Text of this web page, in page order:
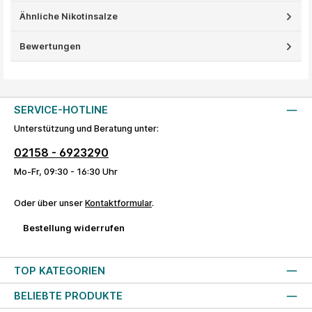
Ähnliche Nikotinsalze
Bewertungen
SERVICE-HOTLINE
Unterstützung und Beratung unter:
02158 - 6923290
Mo-Fr, 09:30 - 16:30 Uhr
Oder über unser Kontaktformular.
Bestellung widerrufen
TOP KATEGORIEN
BELIEBTE PRODUKTE